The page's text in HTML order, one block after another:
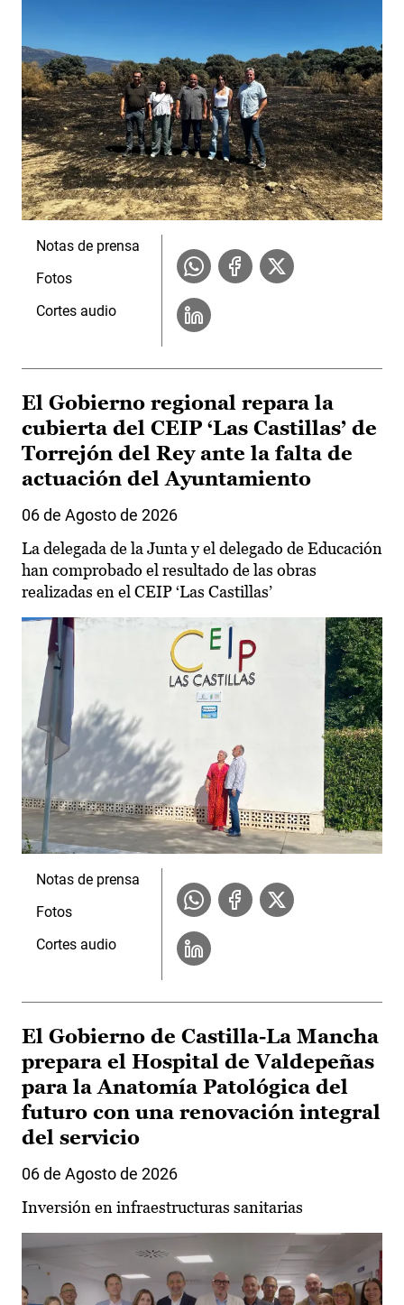
Notas de prensa
Fotos
Cortes audio
El Gobierno regional repara la
cubierta del CEIP ‘Las Castillas’ de
Torrejón del Rey ante la falta de
actuación del Ayuntamiento
06 de Agosto de 2026
La delegada de la Junta y el delegado de Educación
han comprobado el resultado de las obras
realizadas en el CEIP ‘Las Castillas’
Notas de prensa
Fotos
Cortes audio
El Gobierno de Castilla-La Mancha
prepara el Hospital de Valdepeñas
para la Anatomía Patológica del
futuro con una renovación integral
del servicio
06 de Agosto de 2026
Inversión en infraestructuras sanitarias